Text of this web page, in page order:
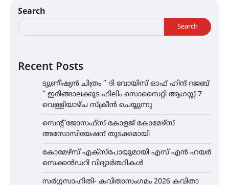
Search
Search
Recent Posts
ട്യുണീഷ്യൻ ചിത്രം ” ദി വോയിസ് ഓഫ് ഹിന്ദ് റജബ്
” ഇരിങ്ങാലക്കുട ഫിലിം സൊസൈറ്റി ആഗസ്റ്റ് 7
വെള്ളിയാഴ്ച സ്‌ക്രീൻ ചെയ്യുന്നു
സെന്റ് ജോസഫ്സ് കോളജ് കോമേഴ്‌സ്
അസോസിയേഷന് തുടക്കമായി
കോമേഴ്സ് എക്സ്പോയുമായി എസ് എൻ ഹയർ
സെക്കൻഡറി വിദ്യാർത്ഥികൾ
സർഗ്ഗസാഹിതി- കവിതാസംഗമം 2026 കവിതാ